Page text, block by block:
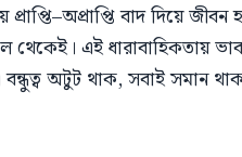
বাদ দিয়ে
এই ধারাবাহিকতায়
অটুট থাক, সবাই সমান